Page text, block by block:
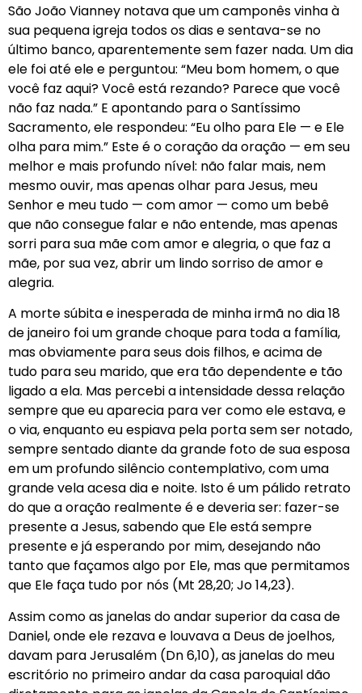
São João Vianney notava que um camponês vinha à
sua pequena igreja todos os dias e sentava-se no
último banco, aparentemente sem fazer nada. Um dia
ele foi até ele e perguntou: “Meu bom homem, o que
você faz aqui? Você está rezando? Parece que você
não faz nada.” E apontando para o Santíssimo
Sacramento, ele respondeu: “Eu olho para Ele — e Ele
olha para mim.” Este é o coração da oração — em seu
melhor e mais profundo nível: não falar mais, nem
mesmo ouvir, mas apenas olhar para Jesus, meu
Senhor e meu tudo — com amor — como um bebê
que não consegue falar e não entende, mas apenas
sorri para sua mãe com amor e alegria, o que faz a
mãe, por sua vez, abrir um lindo sorriso de amor e
alegria.
A morte súbita e inesperada de minha irmã no dia 18
de janeiro foi um grande choque para toda a família,
mas obviamente para seus dois filhos, e acima de
tudo para seu marido, que era tão dependente e tão
ligado a ela. Mas percebi a intensidade dessa relação
sempre que eu aparecia para ver como ele estava, e
o via, enquanto eu espiava pela porta sem ser notado,
sempre sentado diante da grande foto de sua esposa
em um profundo silêncio contemplativo, com uma
grande vela acesa dia e noite. Isto é um pálido retrato
do que a oração realmente é e deveria ser: fazer-se
presente a Jesus, sabendo que Ele está sempre
presente e já esperando por mim, desejando não
tanto que façamos algo por Ele, mas que permitamos
que Ele faça tudo por nós (Mt 28,20; Jo 14,23).
Assim como as janelas do andar superior da casa de
Daniel, onde ele rezava e louvava a Deus de joelhos,
davam para Jerusalém (Dn 6,10), as janelas do meu
escritório no primeiro andar da casa paroquial dão